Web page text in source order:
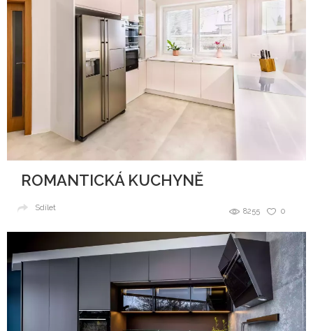
ROMANTICKÁ KUCHYNĚ
0
8255
Sdílet